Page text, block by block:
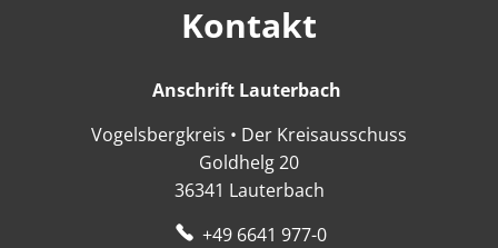
Kontakt
Anschrift Lauterbach
Vogelsbergkreis • Der Kreisausschuss
Goldhelg 20
36341 Lauterbach
+49 6641 977-0